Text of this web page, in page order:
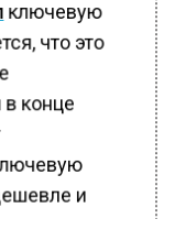
ключевую
что это
конце
и